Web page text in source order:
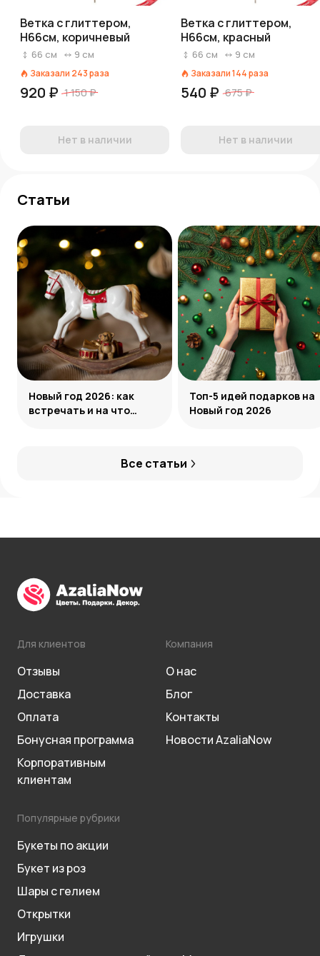
Ветка с глиттером,
H66см, коричневый
66 см 9 см
Заказали 243раза
920 ₽ 1 150 ₽
Нет в наличии
Ветка с глиттером,
H66см, красный
66 см 9 см
Заказали144раза
540 ₽ 675 ₽
Нет в наличии
Статьи
Все статьи
Новый год 2026: как
встречать и на что
Топ-5 идей подарков на
Новый год 2026
Для клиентов
Отзывы
Доставка
Оплата
Бонусная программа
Корпоративным
клиентам
Компания
О нас
Блог
Контакты
Новости AzaliaNow
Популярные рубрики
Букеты по акции
Букет из роз
Шары с гелием
Открытки
Игрушки